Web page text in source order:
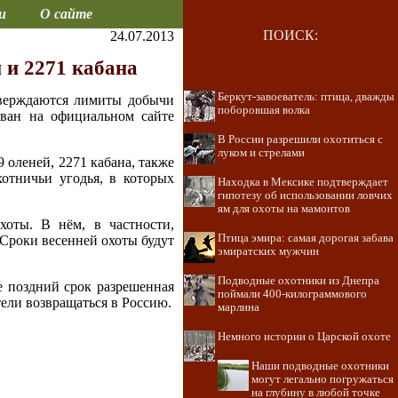
О сайте
24.07.2013
и 2271 кабана
лимиты добычи
на официальном сайте
оленей, 2271 кабана, также
угодья, в которых
В нём, в частности,
весенней охоты будут
срок разрешенная
возвращаться в Россию.
ПОИСК:
Беркут-завоеватель: птица, дважды
поборовшая волка
В России разрешили охотиться с
луком и стрелами
Находка в Мексике подтверждает
гипотезу об использовании ловчих
ям для охоты на мамонтов
Птица эмира: самая дорогая забава
эмиратских мужчин
Подводные охотники из Днепра
поймали 400-килограммового
марлина
Немного истории о Царской охоте
Наши подводные охотники
могут легально погружаться
на глубину в любой точке